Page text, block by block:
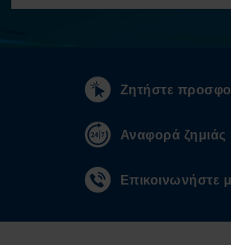
Ζητήστε
Αναφορά ζημιάς
Επικοινωνήστε